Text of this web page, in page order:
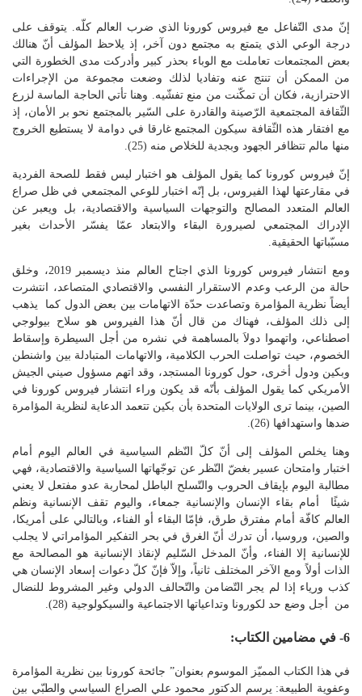
إنّ مدى التّفاعل مع فيروس كورونا الذي ضرب العالم كلّه. يتوقف على
درجة الوعي الذي يتمتع به مجتمع دون آخر، إذ يلاحظ المؤلف أنّ هنالك
بعض المجتمعات تعاملت مع الوباء بحذر كبير وأدركت مدى الخطورة التي
من الممكن أن تنتج عنه وتفاديا لذلك وضعت مجموعة من الإجراءات
الاحترازية، فكان أن تمكّنت من منع تفشّيه. وهنا تأتي الحاجة الماسة لزرع
الثّقافة المجتمعية الرّصينة والقادرة على السّير بالمجتمع نحو بر الأمان، إذ
مع افتقار هذه الثّقافة سيكون المجتمع غارقا في دوامة لا يستطيع الخروج
منها مالم تتظافر الجهود وبجدية للخلاص منه (25).
إنّ فيروس كورونا كما يقول المؤلف هو اختبار ليس فقط للصحة الفردية
في مقارعتها لهذا الفيروس، بل إنّه اختبار للوعي المجتمعي في ظل صراع
العالم المتعدد المصالح والتوجهات السياسية والاقتصادية، بل ويعبر عن
الإدراك المجتمعي لصيرورة البقاء والابتعاد عمّا يفسّر الأحداث بغير
مسبّباتها الحقيقية.
ومع انتشار فيروس كورونا الذي اجتاح العالم منذ ديسمبر 2019، وخلق
حالة من الرعب وعدم الاستقرار النفسي والاقتصادي المتصاعد، انتشرت
أيضاً نظرية المؤامرة وتصاعدت حدّة الاتهامات بين بعض الدول كما يذهب
إلى ذلك المؤلف، فهناك من قال أنّ هذا الفيروس هو سلاح بيولوجي
اصطناعي، واتهموا دولاَ بالمساهمة في نشره من أجل السيطرة وإسقاط
الخصوم، حيث تواصلت الحرب الكلامية، والاتهامات المتبادلة بين واشنطن
وبكين ودول أخرى، حول كورونا المستجد، وقد اتهم مسؤول صيني الجيش
الأمريكي كما يقول المؤلف بأنّه قد يكون وراء انتشار فيروس كورونا في
الصين، بينما ترى الولايات المتحدة بأن بكين تتعمد الدعاية لنظرية المؤامرة
ضدها واستهدافها (26).
وهنا يخلص المؤلف إلى أنّ كلّ النّظم السياسية في العالم اليوم أمام
اختبار وامتحان عسير بغضّ النّظر عن توجّهاتها السياسية والاقتصادية، فهي
مطالبة اليوم بإيقاف الحروب والتّسلح الباطل لمحاربة عدو مفتعل لا يعني
شيئًا أمام بقاء الإنسان والإنسانية جمعاء، واليوم تقف الإنسانية ونظم
العالم كافّة أمام مفترق طرق، فإمّا البقاء أو الفناء، وبالتالي على أمريكا،
والصين، وروسيا، أن تدرك أنّ الغرق في بحر التفكير المؤامراتي لا يجلب
للإنسانية إلا الفناء، وأنّ المدخل السّليم لإنقاذ الإنسانية هو المصالحة مع
الذات أولاً ومع الآخر المختلف ثانياً، وإلاّ فإنّ كلّ دعوات إسعاد الإنسان هي
كذب ورياء إذا لم يجر التّضامن والتّحالف الدولي وغير المشروط للنضال
من أجل وضع حد لكورونا وتداعياتها الاجتماعية والسيكولوجية (28).
6- في مضامين الكتاب:
في هذا الكتاب المميّز الموسوم بعنوان” جائحة كورونا بين نظرية المؤامرة
وعفوية الطبيعة: يرسم الدكتور محمود علي الصراع السياسي والطبّي بين